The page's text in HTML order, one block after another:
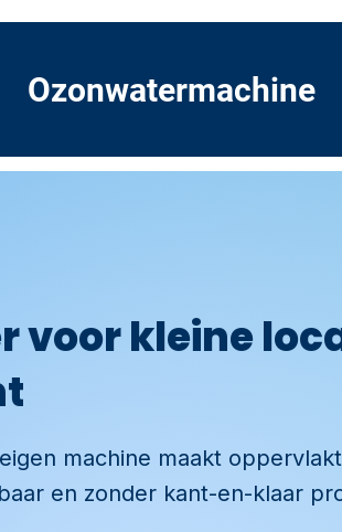
Ozonwatermachine
voor kleine
machine maakt
en zonder kant-en-klaar